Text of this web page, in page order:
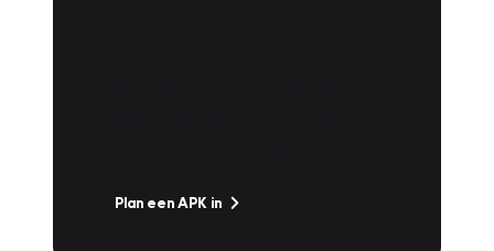
Plan een APK in